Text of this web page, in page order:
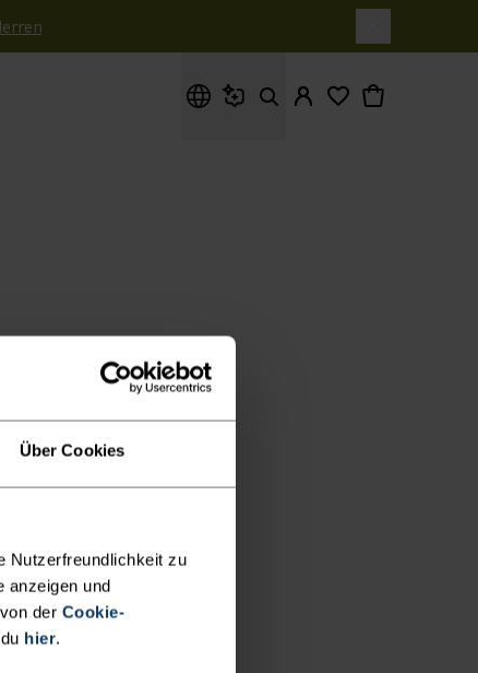
Über Cookies
Nutzerfreundlichkeit zu
anzeigen und
der Cookie-
hier.